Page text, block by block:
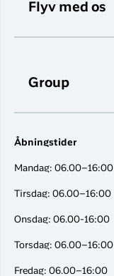
Flyv med os
Group
Åbningstider
Mandag: 06.00–16:00
Tirsdag: 06.00–16:00
Onsdag: 06.00-16:00
Torsdag: 06.00–16:00
Fredag: 06.00–16:00